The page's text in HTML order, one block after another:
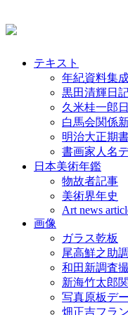
テキスト
年紀資料集
黒田清輝日
久米桂一郎
白馬会関係
明治大正期
書画家人名
日本美術年鑑
物故者記事
美術界年史
Art news
画像
ガラス乾板
尾高鮮之助
和田新調査
新海竹太郎
写真原板デ
畑正吉フラ